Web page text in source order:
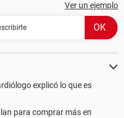
Ver un ejemplo
explicó lo que es
para comprar más en